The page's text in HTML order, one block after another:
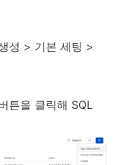
성 > 기본 세팅 >
튼을 클릭해 SQL